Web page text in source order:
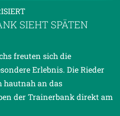
SIEHT SPÄTEN
freuten sich die
Erlebnis. Die Rieder
hautnah an das
der Trainerbank direkt am